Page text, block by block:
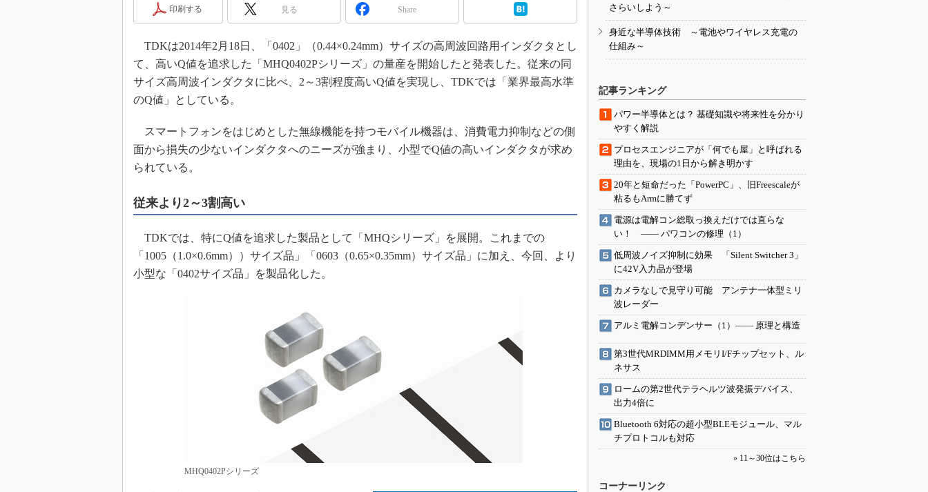
高速シリアル伝送技術講座
アナログ設計のきほん／ADCとノイ
ズ編
めざせ高効率！ モーター駆動入門講
座
「SPICEの仕組みとその活用設計」
最新記事一覧
う変わる？
IoT時代の無線規格を知る【Thread
IoT時代の無線規格を知る【Z-Wave
編】
印刷する 見る Share
TDKは2014年2月18日、「0402」（0.44×0.24mm）サイズの高周波回路用インダクタとし
て、高いQ値を追求した「MHQ0402Pシリーズ」の量産を開始したと発表した。従来の同
サイズ高周波インダクタに比べ、2～3割程度高いQ値を実現し、TDKでは「業界最高水準
のQ値」としている。
スマートフォンをはじめとした無線機能を持つモバイル機器は、消費電力抑制などの側
面から損失の少ないインダクタへのニーズが強まり、小型でQ値の高いインダクタが求め
られている。
従来より2～3割高い
TDKでは、特にQ値を追求した製品として「MHQシリーズ」を展開。これまでの
「1005（1.0×0.6mm））サイズ品」「0603（0.65×0.35mm）サイズ品」に加え、今回、より
小型な「0402サイズ品」を製品化した。
MHQ0402Pシリーズ
さらいしよう～
身近な半導体技術 ～電池やワイヤレス充電の
仕組み～
記事ランキング
パワー半導体とは？ 基礎知識や将来性を分かり
やすく解説
プロセスエンジニアが「何でも屋」と呼ばれる
理由を、現場の1日から解き明かす
20年と短命だった「PowerPC」、旧Freescaleが
粘るもArmに勝てず
電源は電解コン総取っ換えだけでは直らな
い！ ―― パワコンの修理（1）
低周波ノイズ抑制に効果 「Silent Switcher 3」
に42V入力品が登場
カメラなしで見守り可能 アンテナ一体型ミリ
波レーダー
アルミ電解コンデンサー（1）―― 原理と構造
第3世代MRDIMM用メモリI/Fチップセット、ル
ネサス
ロームの第2世代テラヘルツ波発振デバイス、
出力4倍に
Bluetooth 6対応の超小型BLEモジュール、マル
チプロトコルも対応
» 11～30位はこちら
コーナーリンク